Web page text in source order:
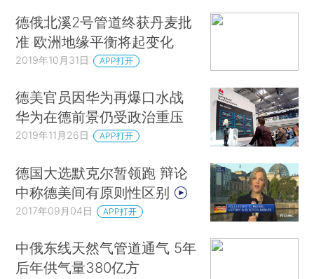
德俄北溪2号管道终获丹麦批
准 欧洲地缘平衡将起变化
2019年10月31日 APP打开
德美官员因华为再爆口水战
华为在德前景仍受政治重压
2019年11月26日 APP打开
德国大选默克尔暂领跑 辩论
中称德美间有原则性区别
2017年09月04日 APP打开
中俄东线天然气管道通气 5年
后年供气量380亿方